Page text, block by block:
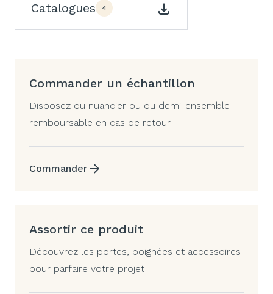
Catalogues 4
Commander un échantillon
Disposez du nuancier ou du demi-ensemble
remboursable en cas de retour
Commander
Assortir ce produit
Découvrez les portes, poignées et accessoires
pour parfaire votre projet